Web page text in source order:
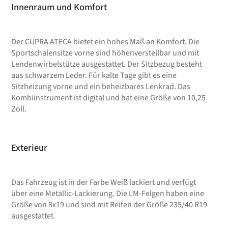
Innenraum und Komfort
Der CUPRA ATECA bietet ein hohes Maß an Komfort. Die
Sportschalensitze vorne sind höhenverstellbar und mit
Lendenwirbelstütze ausgestattet. Der Sitzbezug besteht
aus schwarzem Leder. Für kalte Tage gibt es eine
Sitzheizung vorne und ein beheizbares Lenkrad. Das
Kombiinstrument ist digital und hat eine Größe von 10,25
Zoll.
Exterieur
Das Fahrzeug ist in der Farbe Weiß lackiert und verfügt
über eine Metallic-Lackierung. Die LM-Felgen haben eine
Größe von 8x19 und sind mit Reifen der Größe 235/40 R19
ausgestattet.